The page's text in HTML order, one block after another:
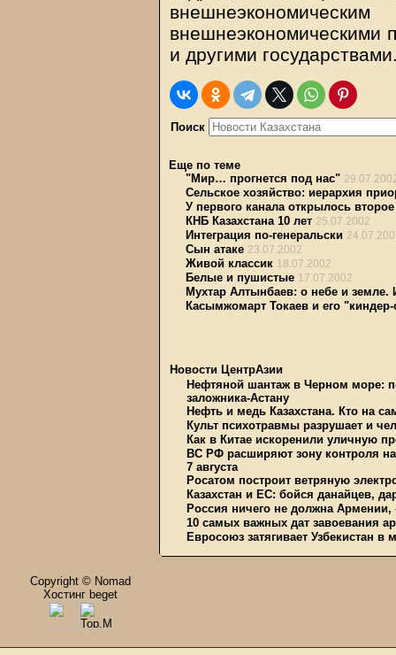
внешнеэкономическими
и другими
Поиск
Еще по теме
"Мир… прогнется под нас"
Сельское хозяйство: иерархия
У первого канала открылось
КНБ Казахстана 10 лет 25.07.2002
Интеграция по-генеральски
Сын атаке 23.07.2002
Живой классик 18.07.2002
Белые и пушистые 17.07.2002
Мухтар Алтынбаев: о небе и
Касымжомарт Токаев и его
Новости ЦентрАзии
Нефтяной шантаж в Черном море:
заложника-Астану
Нефть и медь Казахстана. Кто на
Культ психотравмы разрушает и
Как в Китае искоренили уличную
ВС РФ расширяют зону контроля на
7 августа
Росатом построит ветряную
Казахстан и ЕС: бойся данайцев,
Россия ничего не должна Армении,
10 самых важных дат завоевания
Евросоюз затягивает Узбекистан
Copyright © Nomad
Хостинг beget